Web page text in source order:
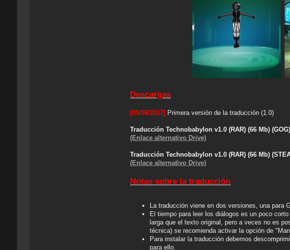
Descargas
[05/08/2017] Primera versión de la traducción (1.0)
Traducción Technobabylon v1.0 (RAR) (66 Mb)
(Enlace alternativo Drive)
Traducción Technobabylon v1.0 (RAR) (66 Mb)
(Enlace alternativo Drive)
Notas sobre la traducción
La traducción viene en dos versiones, una para
El tiempo para leer los diálogos es un poco
larga que el texto original, pero a veces no es
técnica) se recomienda activar la opción de
Para instalar la traducción debemos
para ello.